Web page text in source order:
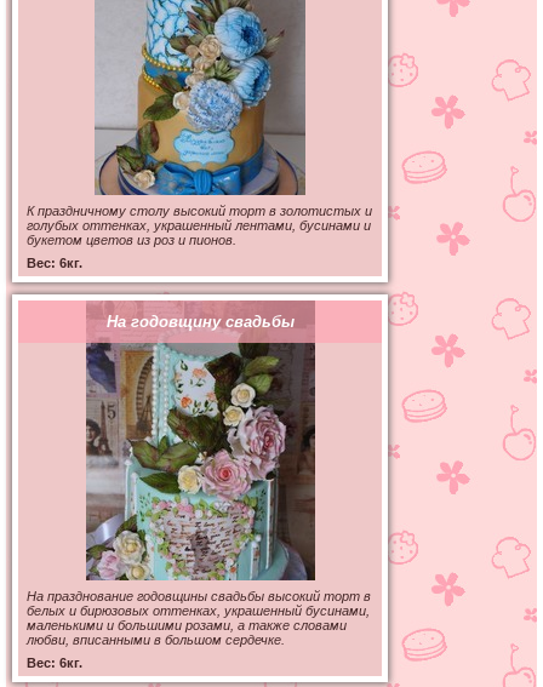
К праздничному столу высокий торт в золотистых и
голубых оттенках, украшенный лентами, бусинами и
букетом цветов из роз и пионов.
Вес: 6кг.
На годовщину свадьбы
На празднование годовщины свадьбы высокий торт в
белых и бирюзовых оттенках, украшенный бусинами,
маленькими и большими розами, а также словами
любви, вписанными в большом сердечке.
Вес: 6кг.